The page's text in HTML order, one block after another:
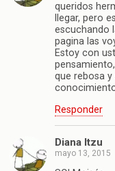
queridos
llegar, pero
escuchando
pagina las
Estoy con
que rebosa
Responder
Diana Itzu
mayo 13, 2015